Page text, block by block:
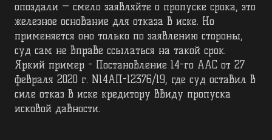
опоздали — смело заявляйте о пропуске срока, это
железное основание для отказа в иске. Но
применяется оно только по заявлению стороны,
суд сам не вправе ссылаться на такой срок.
Яркий пример - Постановление 14-го ААС от 27
февраля 2020 г. N14АП-12376/19, где суд оставил в
силе отказ в иске кредитору ввиду пропуска
исковой давности.